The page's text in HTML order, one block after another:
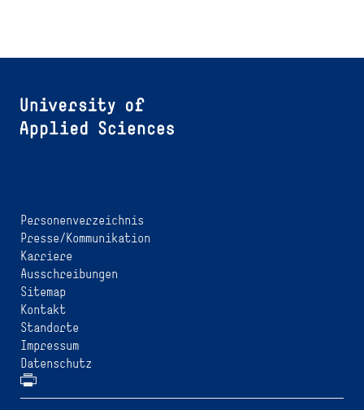
Personenverzeichnis
Presse/Kommunikation
Karriere
Ausschreibungen
Sitemap
Kontakt
Standorte
Impressum
Datenschutz